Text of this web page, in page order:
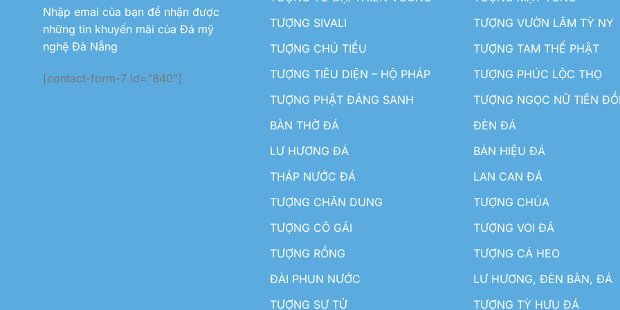
Nhập emai của bạn để nhận được
những tin khuyến mãi của Đá mỹ
nghệ Đà Nẵng
[contact-form-7 id="840"]
TƯỢNG SIVALI
TƯỢNG VƯỜN LÂM TỲ NY
TƯỢNG CHÚ TIỂU
TƯỢNG TAM THẾ PHẬT
TƯỢNG TIÊU DIỆN – HỘ PHÁP
TƯỢNG PHÚC LỘC THỌ
TƯỢNG PHẬT ĐẢNG SANH
TƯỢNG NGỌC NỮ TIÊN
BÀN THỜ ĐÁ
ĐÈN ĐÁ
LƯ HƯƠNG ĐÁ
BẢN HIỆU ĐÁ
THÁP NƯỚC ĐÁ
LAN CAN ĐÁ
TƯỢNG CHÂN DUNG
TƯỢNG CHÚA
TƯỢNG CÔ GÁI
TƯỢNG VOI ĐÁ
TƯỢNG RỒNG
TƯỢNG CÁ HEO
ĐÀI PHUN NƯỚC
LƯ HƯƠNG, ĐÈN BÀN, ĐÁ
TƯỢNG SƯ TỬ
TƯỢNG TỲ HƯU ĐÁ